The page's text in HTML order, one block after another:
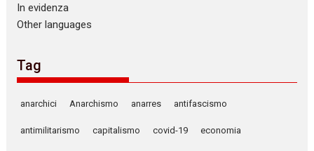
In evidenza
Other languages
Tag
anarchici Anarchismo anarres antifascismo
antimilitarismo capitalismo covid-19 economia